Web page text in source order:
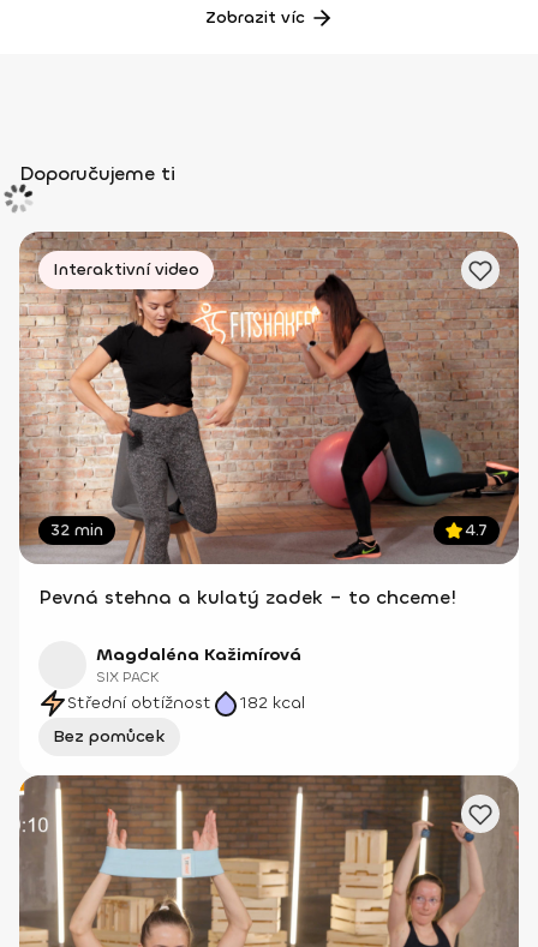
Zobrazit víc
Doporučujeme ti
32 min 4.7
Interaktivní video
Pevná stehna a kulatý zadek – to chceme!
Magdaléna Kažimírová
SIX PACK
Střední obtížnost 182 kcal
Bez pomůcek